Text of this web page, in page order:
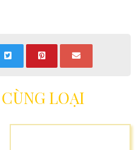
LOẠI